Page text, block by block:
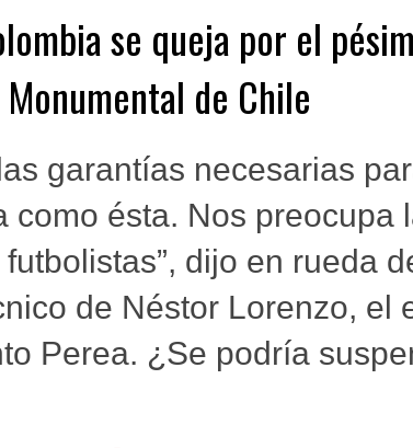
se queja por el
de Chile
garantías necesarias
como ésta. Nos preocupa
dijo en rueda
de Néstor Lorenzo, el
Perea. ¿Se podría